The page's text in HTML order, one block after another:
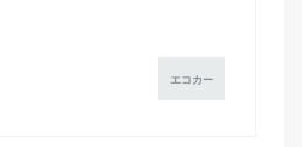
エコカー